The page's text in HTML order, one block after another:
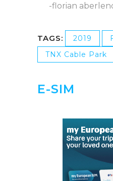
-florian
TAGS: 2019
TNX Cable Park
E-SIM